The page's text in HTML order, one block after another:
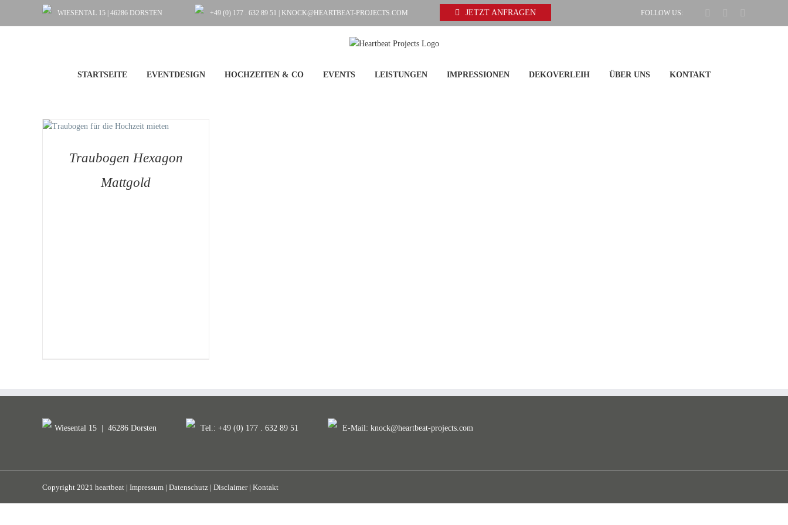
WIESENTAL 15 | 46286 DORSTEN +49 (0) 177 . 632 89 51 | KNOCK@HEARTBEAT-PROJECTS.COM JETZT ANFRAGEN FOLLOW US:
STARTSEITE EVENTDESIGN HOCHZEITEN & CO EVENTS LEISTUNGEN IMPRESSIONEN DEKOVERLEIH ÜBER UNS KONTAKT
Traubogen Hexagon
Mattgold
Wiesental 15 46286 Dorsten Tel.: +49 (0) 177 . 632 89 51 E-Mail: knock@heartbeat-projects.com
Copyright 2021 heartbeat | Impressum | Datenschutz | Disclaimer| Kontakt